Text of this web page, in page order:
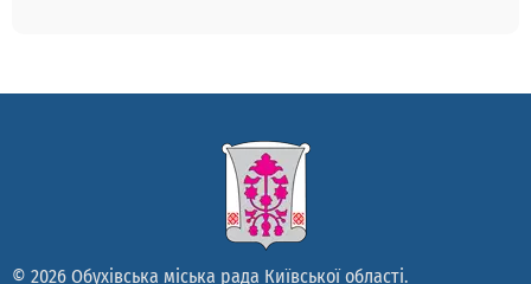
© 2026 Обухівська міська рада Київської області.